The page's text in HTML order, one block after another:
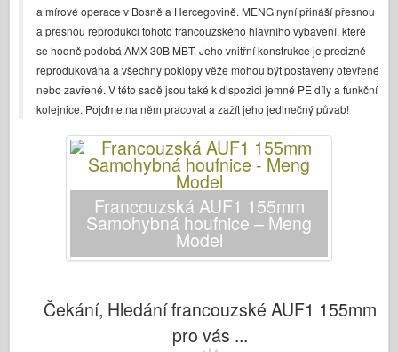
Eduard
E.T. Model
Jemné formy
Síly udatí
Hasegawa
HobbyBoss
a mírové operace v Bosně a Hercegovině. MENG nyní přináší přesnou
a přesnou reprodukci tohoto francouzského hlavního vybavení, které
se hodně podobá AMX-30B MBT. Jeho vnitřní konstrukce je precizně
reprodukována a všechny poklopy věže mohou být postaveny otevřené
nebo zavřené. V této sadě jsou také k dispozici jemné PE díly a funkční
kolejnice. Pojďme na něm pracovat a zažít jeho jedinečný půvab!
Francouzská AUF1 155mm
Samohybná houfnice – Meng
Model
Čekání, Hledání francouzské AUF1 155mm
pro vás ...